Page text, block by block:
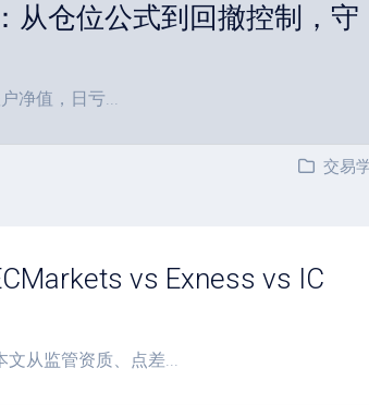
复
利
解
答
主
从仓位公式到回撤控制，守
净值，日亏...
交易
vs Exness vs IC
从监管资质、点差...